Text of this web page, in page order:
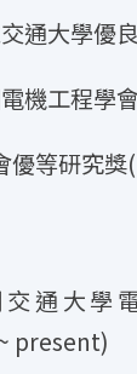
通大學優
機工程學
優等研究
通大學
present)